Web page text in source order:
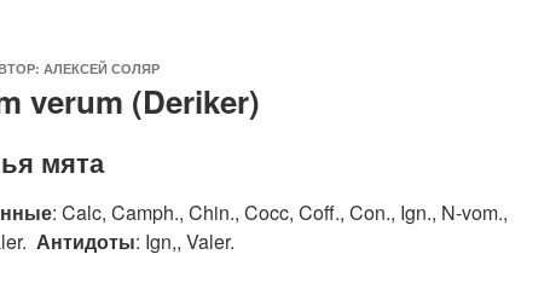
АЛЕКСЕЙ СОЛЯР
verum (Deriker)
мята
: Calc, Camph., Chin., Cocc, Coff., Con., Ign., N-vom.,
Антидоты: Ign,, Valer.